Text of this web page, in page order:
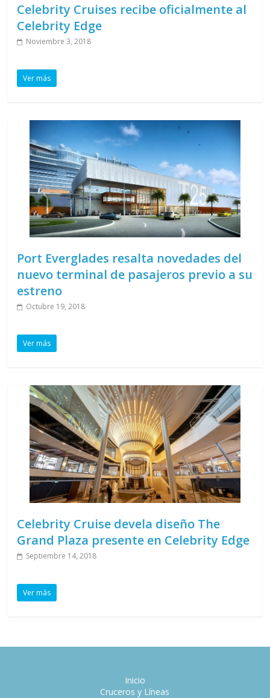
Celebrity Cruises recibe oficialmente al
Celebrity Edge
Noviembre 3, 2018
Ver más
Port Everglades resalta novedades del
nuevo terminal de pasajeros previo a su
estreno
Octubre 19, 2018
Ver más
Celebrity Cruise devela diseño The
Grand Plaza presente en Celebrity Edge
Septiembre 14, 2018
Ver más
Inicio
Cruceros y Líneas